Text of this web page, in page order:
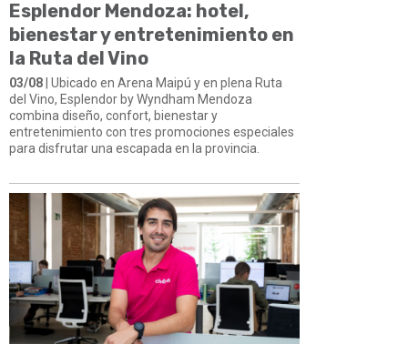
Esplendor Mendoza: hotel,
bienestar y entretenimiento en
la Ruta del Vino
03/08 | Ubicado en Arena Maipú y en plena Ruta
del Vino, Esplendor by Wyndham Mendoza
combina diseño, confort, bienestar y
entretenimiento con tres promociones especiales
para disfrutar una escapada en la provincia.